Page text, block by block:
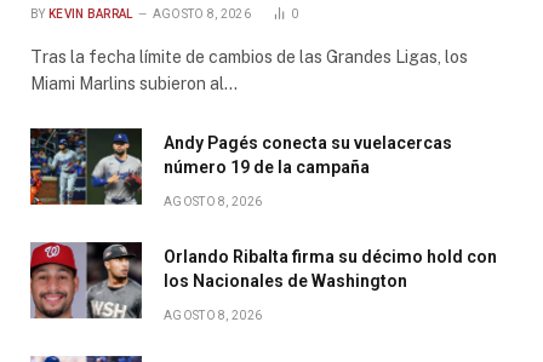
BY KEVIN BARRAL AGOSTO 8, 2026 0
Tras la fecha límite de cambios de las Grandes Ligas, los
Miami Marlins subieron al…
Andy Pagés conecta su vuelacercas
número 19 de la campaña
AGOSTO 8, 2026
Orlando Ribalta firma su décimo hold con
los Nacionales de Washington
AGOSTO 8, 2026